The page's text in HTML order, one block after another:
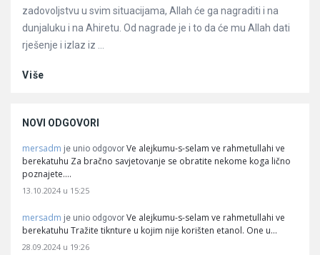
zadovoljstvu u svim situacijama, Allah će ga nagraditi i na
dunjaluku i na Ahiretu. Od nagrade je i to da će mu Allah dati
rješenje i izlaz iz ...
Više
NOVI ODGOVORI
mersadm je unio odgovor Ve alejkumu-s-selam ve rahmetullahi ve
berekatuhu Za bračno savjetovanje se obratite nekome koga lično
poznajete.…
13.10.2024 u 15:25
mersadm je unio odgovor Ve alejkumu-s-selam ve rahmetullahi ve
berekatuhu Tražite tiknture u kojim nije korišten etanol. One u…
28.09.2024 u 19:26